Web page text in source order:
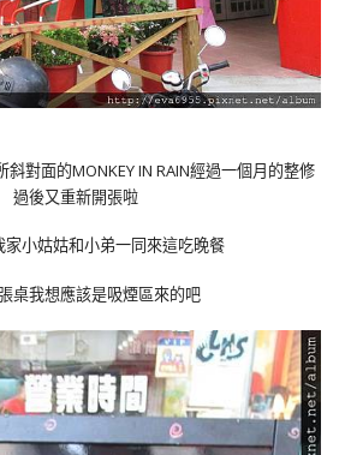
對面的MONKEY IN RAIN經過一個月的整修
過後又重新開張啦
家小姑姑和小弟一同來這吃晚餐
桌我想應該是吸煙區來的吧